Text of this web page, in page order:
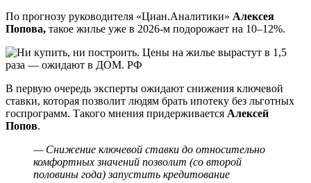
По прогнозу руководителя «Циан.Аналитики» Алексея
Попова, такое жилье уже в 2026-м подорожает на 10–12%.
В первую очередь эксперты ожидают снижения ключевой
ставки, которая позволит людям брать ипотеку без льготных
госпрограмм. Такого мнения придерживается Алексей
Попов.
— Снижение ключевой ставки до относительно
комфортных значений позволит (со второй
половины года) запустить кредитование